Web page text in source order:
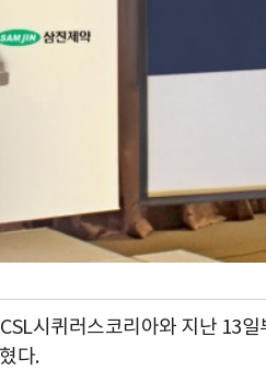
시퀴러스코리아와 지난 13
다.